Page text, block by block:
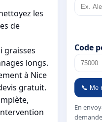
les
de
graisses
longs.
à Nice
gratuit.
Code
📞 Me
En